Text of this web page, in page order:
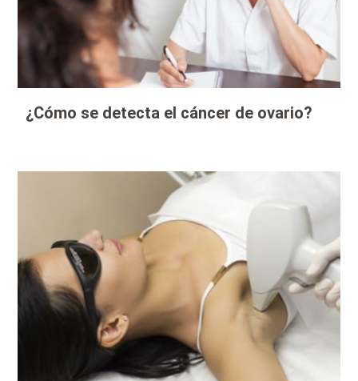
¿Cómo se detecta el cáncer de ovario?